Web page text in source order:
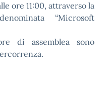
ore 11:00, attraverso la
“Microsoft
di assemblea sono